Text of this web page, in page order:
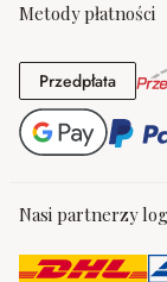
Metody płatności
Przedpłata
Nasi partnerzy